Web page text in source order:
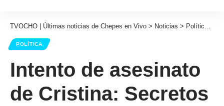
TVOCHO | Últimas noticias de Chepes en Vivo > Noticias > Política >
POLÍTICA
Intento de asesinato
de Cristina: Secretos